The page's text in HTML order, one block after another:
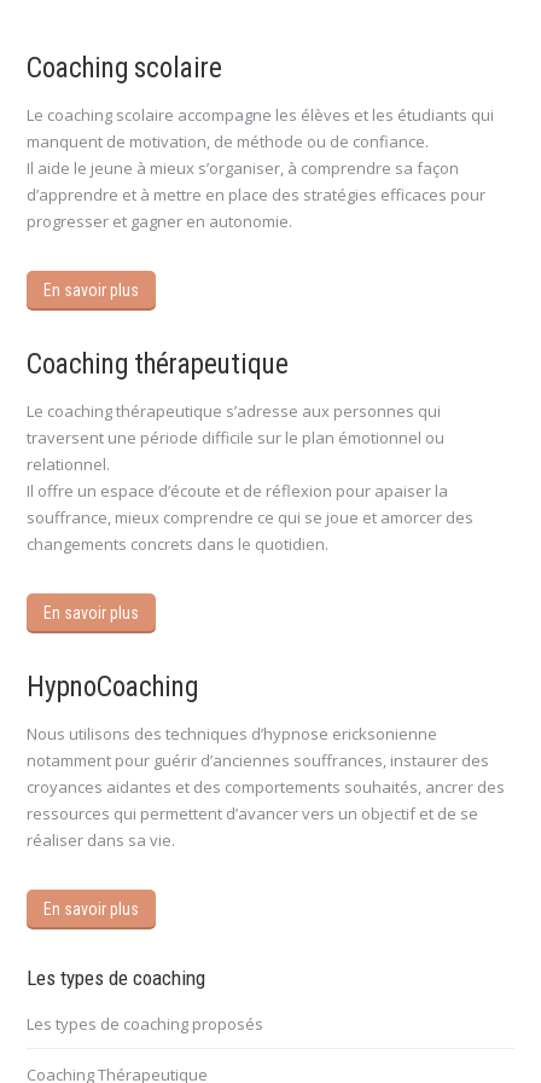
Coaching scolaire
Le coaching scolaire accompagne les élèves et les étudiants qui
manquent de motivation, de méthode ou de confiance.
Il aide le jeune à mieux s’organiser, à comprendre sa façon
d’apprendre et à mettre en place des stratégies efficaces pour
progresser et gagner en autonomie.
En savoir plus
Coaching thérapeutique
Le coaching thérapeutique s’adresse aux personnes qui
traversent une période difficile sur le plan émotionnel ou
relationnel.
Il offre un espace d’écoute et de réflexion pour apaiser la
souffrance, mieux comprendre ce qui se joue et amorcer des
changements concrets dans le quotidien.
En savoir plus
HypnoCoaching
Nous utilisons des techniques d’hypnose ericksonienne
notamment pour guérir d’anciennes souffrances, instaurer des
croyances aidantes et des comportements souhaités, ancrer des
ressources qui permettent d’avancer vers un objectif et de se
réaliser dans sa vie.
En savoir plus
Les types de coaching
Les types de coaching proposés
Coaching Thérapeutique